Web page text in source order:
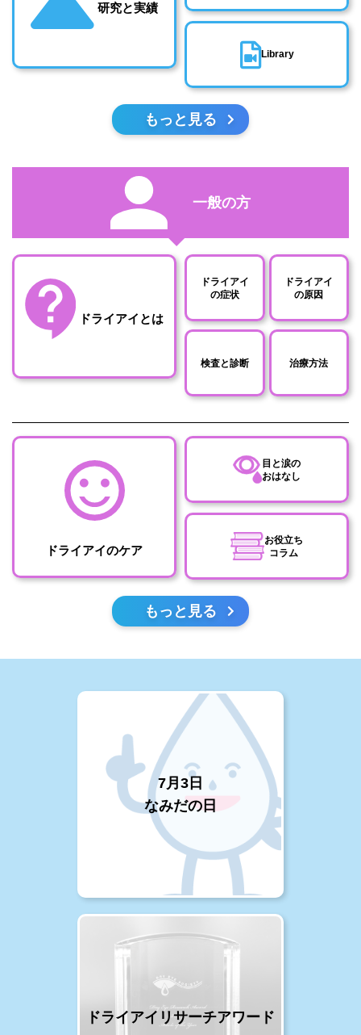
研究と実績
Library
もっと見る
一般の方
ドライアイとは
ドライアイ
の症状
ドライアイ
の原因
検査と診断 治療方法
ドライアイのケア
目と涙の
おはなし
お役立ち
コラム
もっと見る
7月3日
なみだの日
ドライアイリサーチアワード